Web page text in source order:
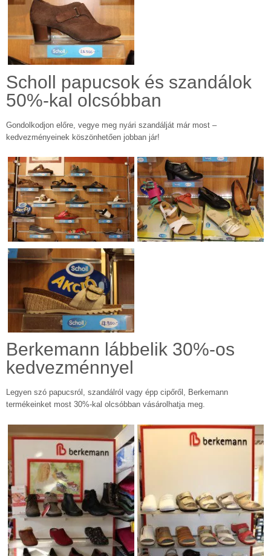
Scholl papucsok és szandálok
50%-kal olcsóbban
Gondolkodjon előre, vegye meg nyári szandálját már most –
kedvezményeinek köszönhetően jobban jár!
Berkemann lábbelik 30%-os
kedvezménnyel
Legyen szó papucsról, szandálról vagy épp cipőről, Berkemann
termékeinket most 30%-kal olcsóbban vásárolhatja meg.